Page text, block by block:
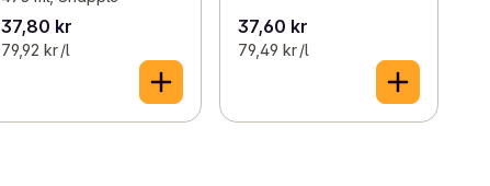
37,80 kr
79,92 kr /l
37,60 kr
79,49 kr /l